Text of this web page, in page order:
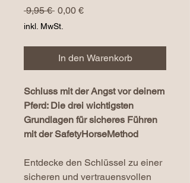
9,95 € Standardpreis
0,00 €Sale-
inkl. MwSt.
In den Warenkorb
Schluss mit der Angst vor deinem
Pferd: Die drei wichtigsten
Grundlagen für sicheres Führen
mit der SafetyHorseMethod
Entdecke den Schlüssel zu einer
sicheren und vertrauensvollen